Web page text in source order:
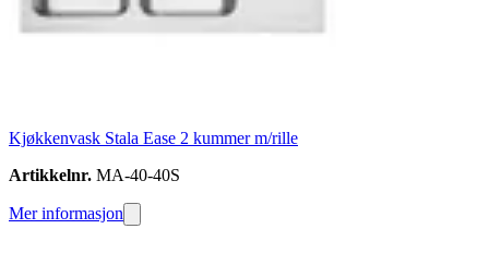
Kjøkkenvask Stala Ease 2 kummer m/rille
Artikkelnr. MA-40-40S
Mer informasjon